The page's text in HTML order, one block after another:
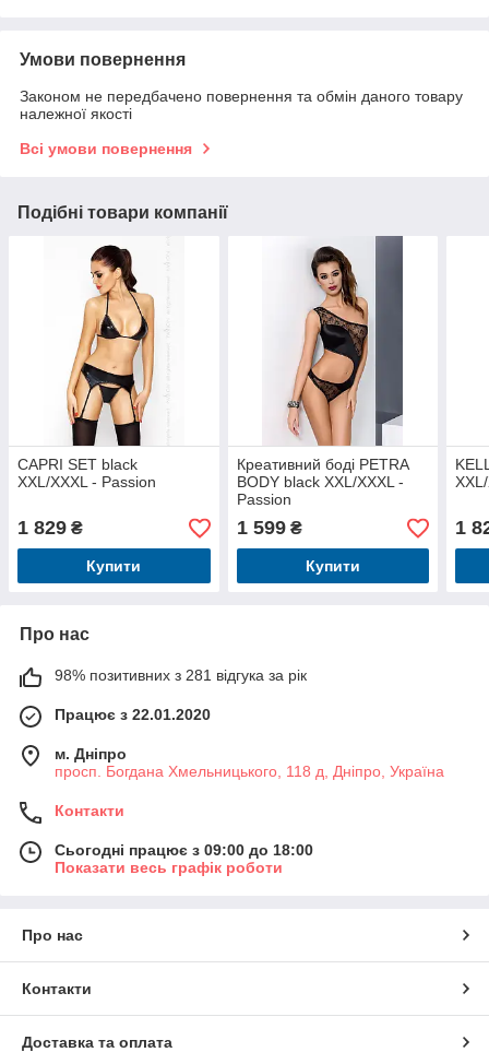
Умови повернення
Законом не передбачено повернення та обмін даного товару
належної якості
Всі умови повернення
Подібні товари компанії
CAPRI SET black
XXL/XXXL - Passion
1 829 ₴
Купити
Креативний боді PETRA
BODY black XXL/XXXL -
Passion
1 599₴
Купити
1
Про нас
98% позитивних з 281 відгука за рік
Працює з 22.01.2020
м. Дніпро
просп. Богдана Хмельницького, 118 д, Дніпро, Україна
Контакти
Сьогодні працює з 09:00 до 18:00
Показати весь графік роботи
Про нас
Контакти
Доставка та оплата